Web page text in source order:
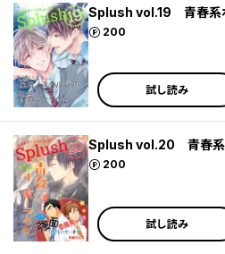
Splush vol.19 青春系
200
ポイント
試し読み
Splush vol.20 青春系
200
ポイント
試し読み